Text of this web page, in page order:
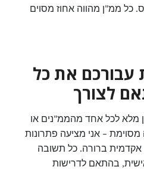
כל ממ"ן מהווה אחוז מסוים
עבורכם את כל
לצורך
מלא לכל אחד מהממ"נים או
– אני מציעה פתרונות
אקדמית ברורה. כל תשובה
בהתאם לדרישות